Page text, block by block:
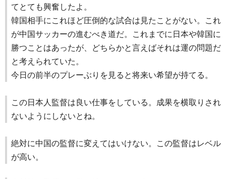
てとても興奮したよ。
韓国相手にこれほど圧倒的な試合は見たことがない。これ
が中国サッカーの進むべき道だ。これまでに日本や韓国に
勝つことはあったが、どちらかと言えばそれは運の問題だ
と考えられていた。
今日の前半のプレーぶりを見ると将来い希望が持てる。
この日本人監督は良い仕事をしている。成果を横取りされ
ないようにしないとね。
絶対に中国の監督に変えてはいけない。この監督はレベル
が高い。